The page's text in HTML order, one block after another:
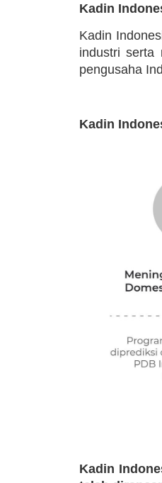
Kadin
Kadin
industri serta
pengusaha
Kadin
Kadin